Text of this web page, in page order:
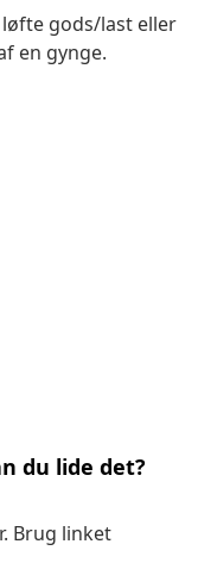
gods/last eller
en gynge.
du lide det?
Brug linket